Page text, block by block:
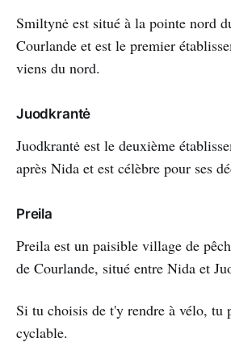
Smiltynė est situé à la pointe nord
Courlande et est le premier
viens du nord.
Juodkrantė
Juodkrantė est le deuxième
après Nida et est célèbre pour ses
Preila
Preila est un paisible village de
de Courlande, situé entre Nida et
Si tu choisis de t'y rendre à vélo, tu
cyclable.